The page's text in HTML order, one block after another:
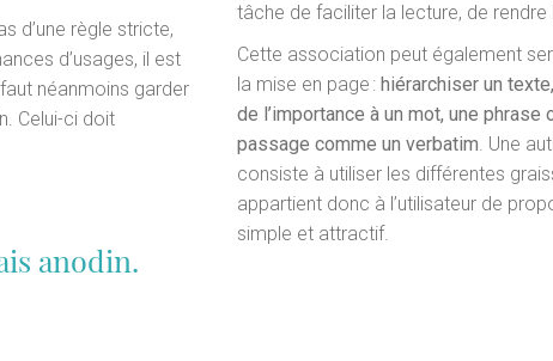
d’une règle stricte,
d’usages, il est
néanmoins garder
Celui-ci doit
anodin.
tâche de faciliter la lecture, de
Cette association peut également
la mise en page : hiérarchiser un
de l’importance à un mot, une
passage comme un verbatim. Une
consiste à utiliser les différentes
appartient donc à l’utilisateur de
simple et attractif.